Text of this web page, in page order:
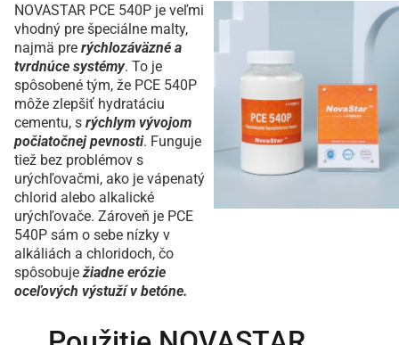
NOVASTAR PCE 540P je veľmi
vhodný pre špeciálne malty,
najmä pre rýchlozáväzné a
tvrdnúce systémy. To je
spôsobené tým, že PCE 540P
môže zlepšiť hydratáciu
cementu, s rýchlym vývojom
počiatočnej pevnosti. Funguje
tiež bez problémov s
urýchľovačmi, ako je vápenatý
chlorid alebo alkalické
urýchľovače. Zároveň je PCE
540P sám o sebe nízky v
alkáliách a chloridoch, čo
spôsobuje žiadne erózie
oceľových výstuží v betóne.